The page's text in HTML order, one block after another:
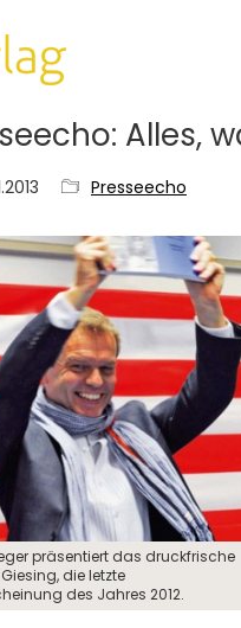
Alles,
Presseecho
präsentiert das druckfrische
die letzte
des Jahres 2012.